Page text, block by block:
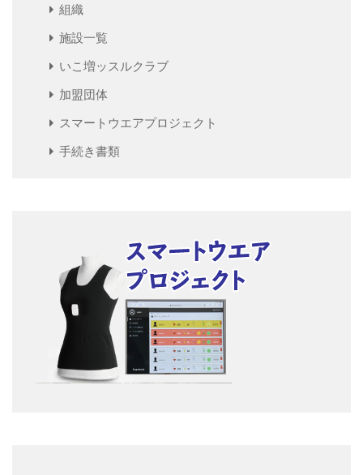
組織
施設一覧
いこ増ッスルクラブ
加盟団体
スマートウエアプロジェクト
手続き書類